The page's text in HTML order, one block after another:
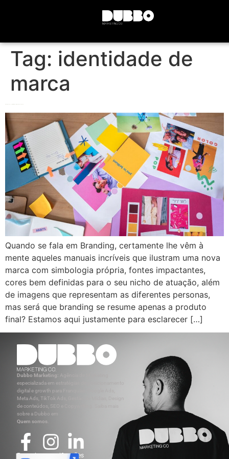
Tag: identidade de
marca
Quando se fala em Branding, certamente lhe vêm à
mente aqueles manuais incríveis que ilustram uma nova
marca com simbologia própria, fontes impactantes,
cores bem definidas para o seu nicho de atuação, além
de imagens que representam as diferentes personas,
mas será que branding se resume apenas a produto
final? Estamos aqui justamente para esclarecer […]
Dubbo Marketing: Agência de Marketing
especializada em estratégias de posicionamento
digital e growth para Franquias: Google Ads,
Meta Ads, TikTok Ads, Gestão de Mídias, Design
de conteúdos, SEO e Copywriting. Saiba mais
sobre a Dubbo em
Quem somos
Parcerias e certificações